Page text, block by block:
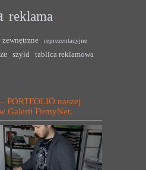
reklama
reprezentacyjne
szyld tablica reklamowa
PORTFOLIO naszej
Galerii FirmyNet.